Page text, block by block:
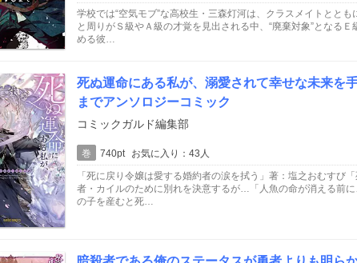
学校では“空気モブ”な高校生・三森灯河は、クラスメイトとと
と周りがＳ級やＡ級の才覚を見出される中、“廃棄対象”となる
める彼…
死ぬ運命にある私が、溺愛されて幸せな未来を
までアンソロジーコミック
コミックガルド編集部
巻 740pt
お気に入り：43人
「死に戻り令嬢は愛する婚約者の涙を拭う」著：塩之おむすび
者・カイルのために別れを決意するが…「人魚の命が消える前
の子を産むと死…